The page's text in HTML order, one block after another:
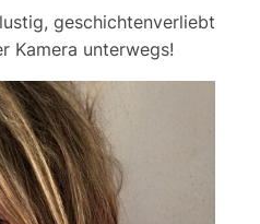
geschichtenverliebt
Kamera unterwegs!